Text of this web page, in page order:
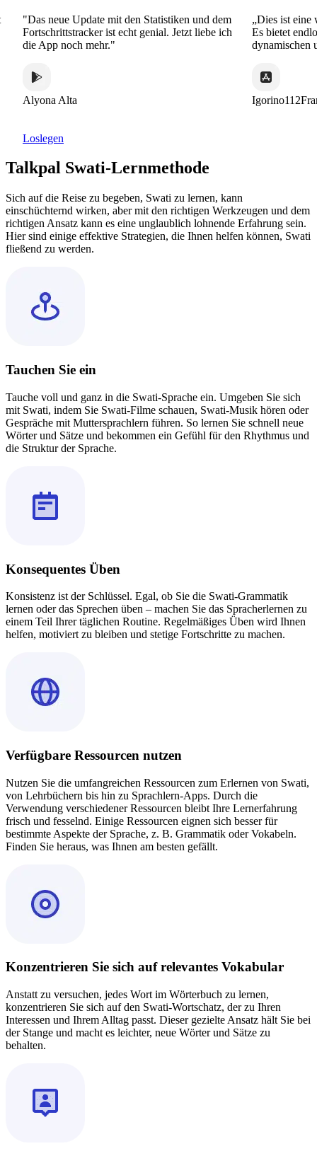
neue Update mit den Statistiken und dem
ist echt genial. Jetzt liebe ich
App noch mehr."
Alta
„Dies ist eine
Es bietet endlose
dynamischen und
Igorino112France
Loslegen
Talkpal Swati-Lernmethode
Sich auf die Reise zu begeben, Swati zu lernen, kann
einschüchternd wirken, aber mit den richtigen Werkzeugen und dem
richtigen Ansatz kann es eine unglaublich lohnende Erfahrung sein.
Hier sind einige effektive Strategien, die Ihnen helfen können, Swati
fließend zu werden.
Tauchen Sie ein
Tauche voll und ganz in die Swati-Sprache ein. Umgeben Sie sich
mit Swati, indem Sie Swati-Filme schauen, Swati-Musik hören oder
Gespräche mit Muttersprachlern führen. So lernen Sie schnell neue
Wörter und Sätze und bekommen ein Gefühl für den Rhythmus und
die Struktur der Sprache.
Konsequentes Üben
Konsistenz ist der Schlüssel. Egal, ob Sie die Swati-Grammatik
lernen oder das Sprechen üben – machen Sie das Spracherlernen zu
einem Teil Ihrer täglichen Routine. Regelmäßiges Üben wird Ihnen
helfen, motiviert zu bleiben und stetige Fortschritte zu machen.
Verfügbare Ressourcen nutzen
Nutzen Sie die umfangreichen Ressourcen zum Erlernen von Swati,
von Lehrbüchern bis hin zu Sprachlern-Apps. Durch die
Verwendung verschiedener Ressourcen bleibt Ihre Lernerfahrung
frisch und fesselnd. Einige Ressourcen eignen sich besser für
bestimmte Aspekte der Sprache, z. B. Grammatik oder Vokabeln.
Finden Sie heraus, was Ihnen am besten gefällt.
Konzentrieren Sie sich auf relevantes Vokabular
Anstatt zu versuchen, jedes Wort im Wörterbuch zu lernen,
konzentrieren Sie sich auf den Swati-Wortschatz, der zu Ihren
Interessen und Ihrem Alltag passt. Dieser gezielte Ansatz hält Sie bei
der Stange und macht es leichter, neue Wörter und Sätze zu
behalten.